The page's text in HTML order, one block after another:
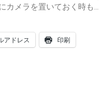
カメラを置いておく時も...
アドレス 印刷